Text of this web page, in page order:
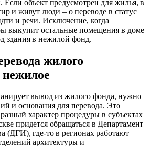
Если объект предусмотрен для жилья, в
и живут люди – о переводе в статус
и речи. Исключение, когда
выкупит остальные помещения в доме
здания в нежилой фонд.
жилого
вывод из жилого фонда, нужно
и основания для перевода. Это
характер процедуры в субъектах
придется обращаться в Департамент
(ДГИ), где-то в регионах работают
архитектуры и